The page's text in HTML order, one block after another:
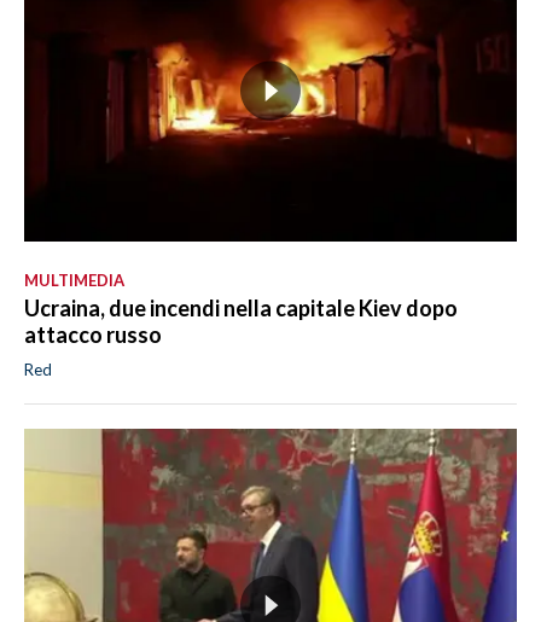
MULTIMEDIA
Ucraina, due incendi nella capitale Kiev dopo
attacco russo
Red